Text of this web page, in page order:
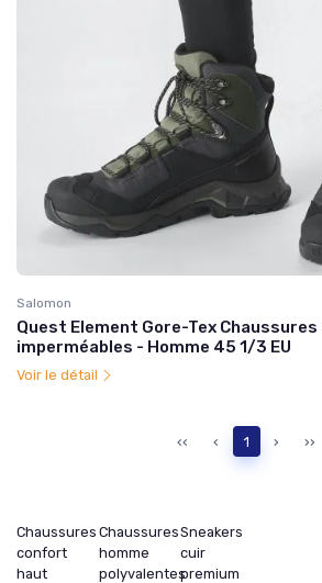
Salomon
Quest Element Gore-Tex
imperméables - Homme 45 1/3 EU
Voir le détail
‹‹ ‹ 1 › ››
Chaussures
confort
haut
Chaussures
homme
polyvalentes
Sneakers
cuir
premium